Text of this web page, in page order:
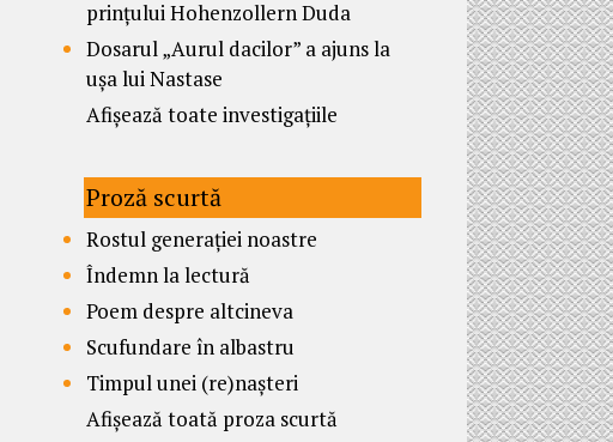
prințului Hohenzollern Duda
Dosarul „Aurul dacilor” a ajuns la
ușa lui Nastase
Afișează toate investigațiile
Proză scurtă
Rostul generației noastre
Îndemn la lectură
Poem despre altcineva
Scufundare în albastru
Timpul unei (re)nașteri
Afișează toată proza scurtă